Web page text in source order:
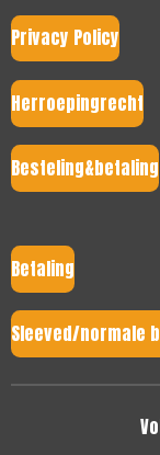
Privacy Policy
Herroepingrecht
Besteling&betaling
Betaling
Sleeved/normale